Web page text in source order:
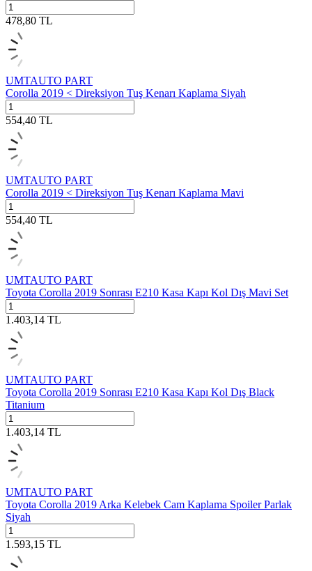
478,80 TL
UMTAUTO PART
Corolla 2019 < Direksiyon Tuş Kenarı Kaplama Siyah
554,40 TL
UMTAUTO PART
Corolla 2019 < Direksiyon Tuş Kenarı Kaplama Mavi
554,40 TL
UMTAUTO PART
Toyota Corolla 2019 Sonrası E210 Kasa Kapı Kol Dış Mavi Set
1.403,14 TL
UMTAUTO PART
Toyota Corolla 2019 Sonrası E210 Kasa Kapı Kol Dış Black
Titanium
1.403,14 TL
UMTAUTO PART
Toyota Corolla 2019 Arka Kelebek Cam Kaplama Spoiler Parlak
Siyah
1.593,15 TL